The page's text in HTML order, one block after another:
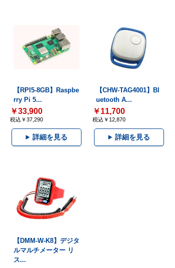
【RPI5-8GB】Raspbe
rry Pi 5...
￥33,900
税込￥37,290
詳細を見る
【CHW-TAG4001】Bl
uetooth A...
￥11,700
税込￥12,870
詳細を見る
【DMM-W-K8】デジタ
ルマルチメーター リ
ス...